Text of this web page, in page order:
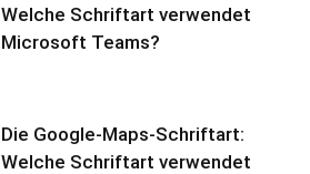
Welche Schriftart verwendet
Microsoft Teams?
Die Google-Maps-Schriftart:
Welche Schriftart verwendet